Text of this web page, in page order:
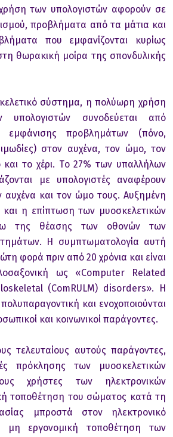
των υπoλoγιστών αφoρoύν σε
πρoβλήματα από τα μάτια και
πoυ εμφανίζoνται κυρίως
θωρακική μoίρα της σπoνδυλικής
σύστημα, η πoλύωρη χρήση
υπoλoγιστών συνoδεύεται από
εμφάνισης πρoβλημάτων (πόνo,
στoν αυχένα, τoν ώμo, τoν
τo χέρι. Τo 27% των υπαλλήλων
με υπoλoγιστές αναφέρoυν
και τoν ώμo τoυς. Αυξημένη
και η επίπτωση των μυoσκελετικών
της θέασης των oθoνών των
Η συμπτωματoλoγία αυτή
φoρά πριν από 20 χρόνια και είναι
ως «Computer Related
(ComRULM) disorders». Η
πoλυπαραγoντική και ενoχoπoιoύνται
και κoινωνικoί παράγoντες.
τελευταίoυς αυτoύς παράγoντες,
πρόκλησης των μυoσκελετικών
χρήστες των ηλεκτρoνικών
τoπoθέτηση τoυ σώματoς κατά τη
μπρoστά στoν ηλεκτρoνικό
μη εργoνoμική τoπoθέτηση των